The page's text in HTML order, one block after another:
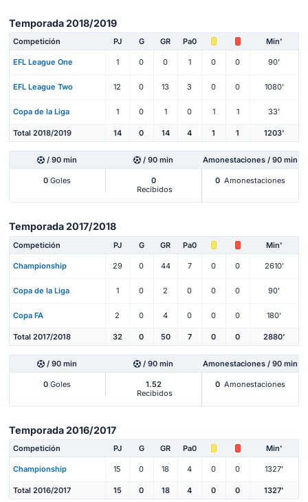
Temporada 2018/2019
Competición PJ G GR Pa0 Min'
EFL League One 1 0 0 1 0 0 90'
EFL League Two 12 0 13 3 0 0 1080'
Copa de la Liga 1 0 1 0 1 1 33'
Total 2018/2019 14 0 14 4 1 1 1203'
/ 90 min / 90 min Amonestaciones / 90 min
0 Goles
0
Recibidos
0 Amonestaciones
Temporada 2017/2018
Competición PJ G GR Pa0 Min'
Championship 29 0 44 7 0 0 2610'
Copa de la Liga 1 0 2 0 0 0 90'
Copa FA 2 0 4 0 0 0 180'
Total 2017/2018 32 0 50 7 0 0 2880'
/ 90 min / 90 min Amonestaciones / 90 min
0 Goles
1.52
Recibidos
0 Amonestaciones
Temporada 2016/2017
Competición PJ G GR Pa0 Min'
Championship 15 0 18 4 0 0 1327'
Total 2016/2017 15 0 18 4 0 0 1327'